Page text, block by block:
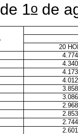
de 1o de
20